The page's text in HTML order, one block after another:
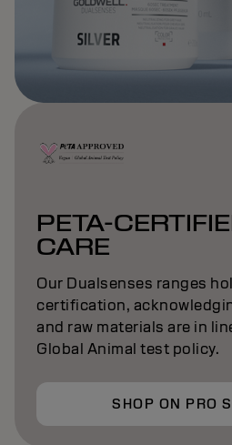
PETA-
CARE
Our Dualsenses ranges
certification,
and raw materials are in
Global Animal test policy.
SHOP ON PRO